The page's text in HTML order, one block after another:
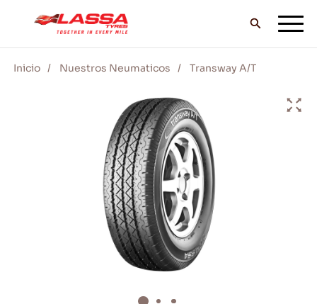
TODOS LOS NEUMÁTICOS LASSA
DISTRIBUIDORES
BLOG Y VIDEOS
¡VE CON LASSA!
Inicio Nuestros Neumaticos Transway A/T